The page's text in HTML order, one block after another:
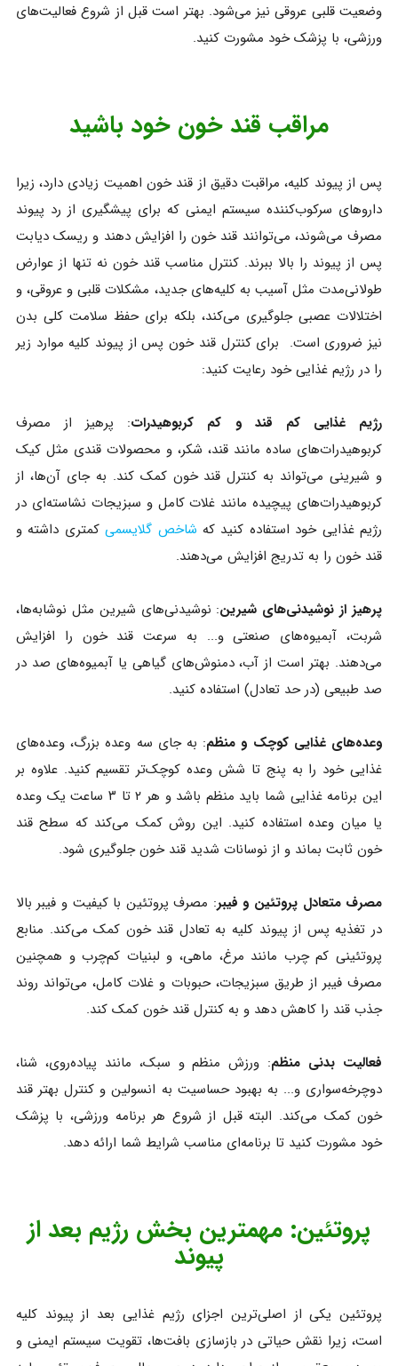
وضعیت قلبی عروقی نیز می‌شود. بهتر است قبل از شروع فعالیت‌های
ورزشی، با پزشک خود مشورت کنید.
مراقب قند خون خود باشید
پس از پیوند کلیه، مراقبت دقیق از قند خون اهمیت زیادی دارد، زیرا
داروهای سرکوب‌کننده سیستم ایمنی که برای پیشگیری از رد پیوند
مصرف می‌شوند، می‌توانند قند خون را افزایش دهند و ریسک دیابت
پس از پیوند را بالا ببرند. کنترل مناسب قند خون نه تنها از عوارض
طولانی‌مدت مثل آسیب به کلیه‌های جدید، مشکلات قلبی و عروقی، و
اختلالات عصبی جلوگیری می‌کند، بلکه برای حفظ سلامت کلی بدن
نیز ضروری است. برای کنترل قند خون پس از پیوند کلیه موارد زیر
را در رژیم غذایی خود رعایت کنید:
رژیم غذایی کم قند و کم کربوهیدرات: پرهیز از مصرف
کربوهیدرات‌های ساده مانند قند، شکر، و محصولات قندی مثل کیک
و شیرینی می‌تواند به کنترل قند خون کمک کند. به جای آن‌ها، از
کربوهیدرات‌های پیچیده مانند غلات کامل و سبزیجات نشاسته‌ای در
رژیم غذایی خود استفاده کنید که شاخص گلایسمیکمتری داشته و
قند خون را به تدریج افزایش می‌دهند.
پرهیز از نوشیدنی‌های شیرین: نوشیدنی‌های شیرین مثل نوشابه‌ها،
شربت، آبمیوه‌های صنعتی و... به سرعت قند خون را افزایش
می‌دهند. بهتر است از آب، دمنوش‌های گیاهی یا آبمیوه‌های صد در
صد طبیعی (در حد تعادل) استفاده کنید.
وعده‌های غذایی کوچک و منظم: به جای سه وعده بزرگ، وعده‌های
غذایی خود را به پنج تا شش وعده کوچک‌تر تقسیم کنید. علاوه بر
این برنامه غذایی شما باید منظم باشد و هر ۲ تا ۳ ساعت یک وعده
یا میان وعده استفاده کنید. این روش کمک می‌کند که سطح قند
خون ثابت بماند و از نوسانات شدید قند خون جلوگیری شود.
مصرف متعادل پروتئین و فیبر: مصرف پروتئین با کیفیت و فیبر بالا
در تغذیه پس از پیوند کلیه به تعادل قند خون کمک می‌کند. منابع
پروتئینی کم‌ چرب مانند مرغ، ماهی، و لبنیات کم‌چرب و همچنین
مصرف فیبر از طریق سبزیجات، حبوبات و غلات کامل، می‌تواند روند
جذب قند را کاهش دهد و به کنترل قند خون کمک کند.
فعالیت بدنی منظم: ورزش منظم و سبک، مانند پیاده‌روی، شنا،
دوچرخه‌سواری و... به بهبود حساسیت به انسولین و کنترل بهتر قند
خون کمک می‌کند. البته قبل از شروع هر برنامه ورزشی، با پزشک
خود مشورت کنید تا برنامه‌ای مناسب شرایط شما ارائه دهد.
پروتئین: مهمترین بخش رژیم بعد از
پیوند
پروتئین یکی از اصلی‌ترین اجزای رژیم غذایی بعد از پیوند کلیه
است، زیرا نقش حیاتی در بازسازی بافت‌ها، تقویت سیستم ایمنی و